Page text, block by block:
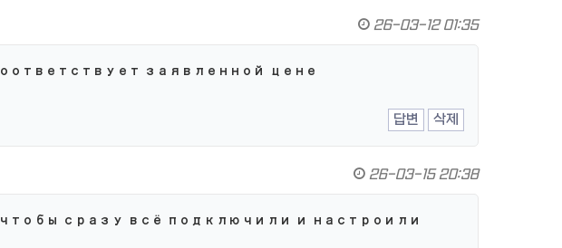
26-03-12 01:35
заявленной цене
답변
삭제
26-03-15 20:38
сразу всё подключили и настроили